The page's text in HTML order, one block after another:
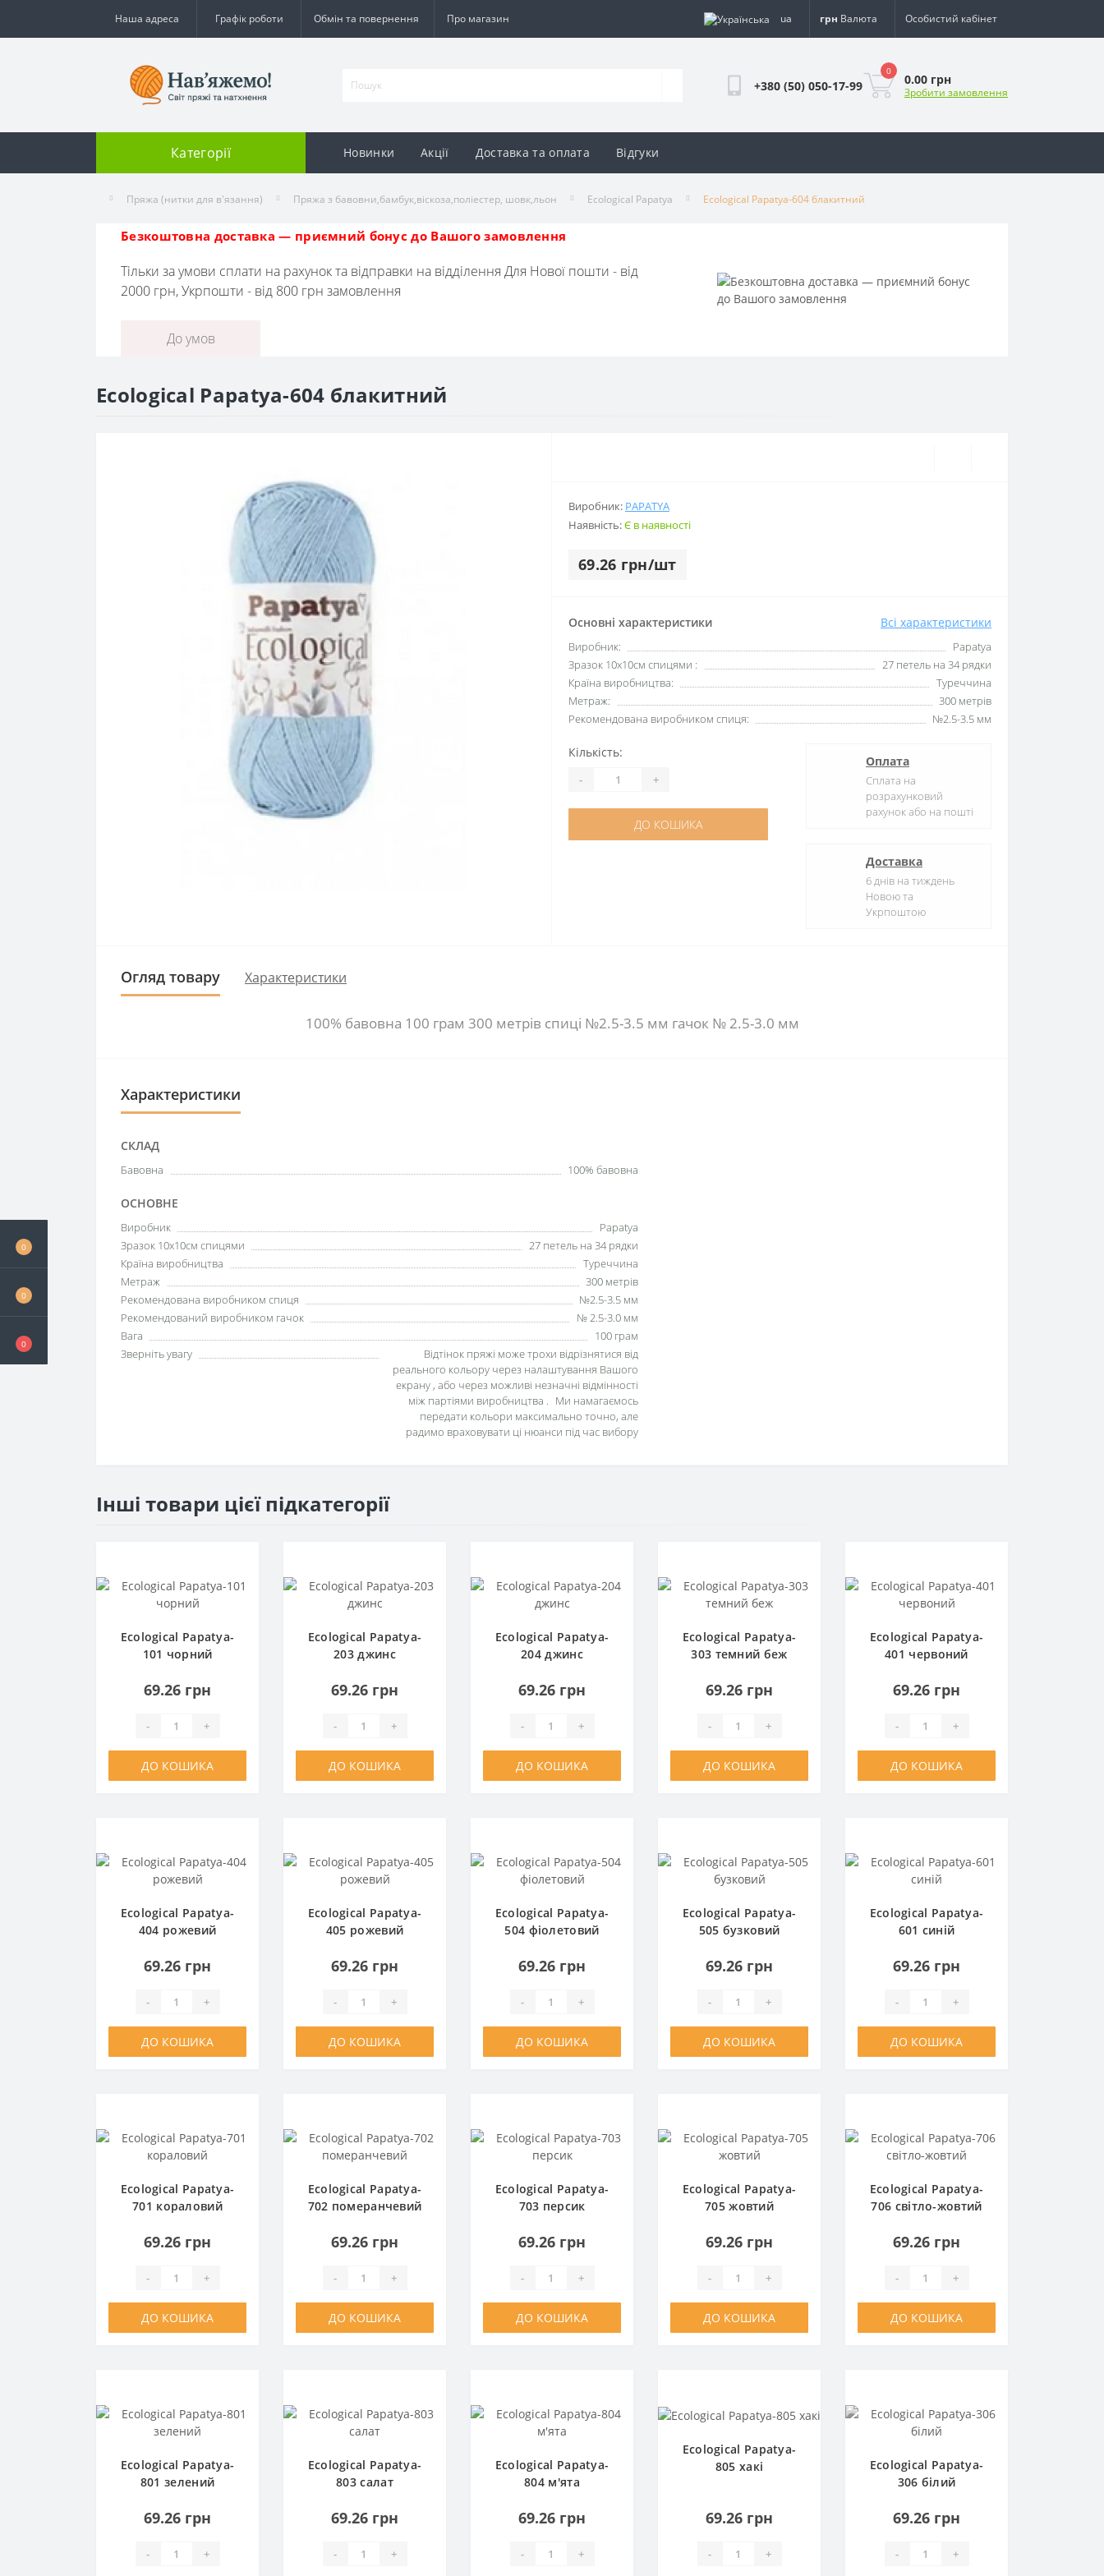
0
0
0
Наша адреса Графік роботи Обмін та повернення Про магазин ua грн Валюта Особистий кабінет
+380 (50) 050-17-99
0
0.00 грн
Зробити замовлення
Категорії Новинки Акції Доставка та оплата Відгуки
Пряжа (нитки для в'язання) Пряжа з бавовни,бамбук,віскоза,поліестер, шовк,льон Ecological Papatya Ecological Papatya-604 блакитний
Безкоштовна доставка — приємний бонус до Вашого замовлення
Тільки за умови сплати на рахунок та відправки на відділення Для Нової пошти - від
2000 грн, Укрпошти - від 800 грн замовлення
До умов
Ecological Papatya-604 блакитний
Виробник: PAPATYA
Наявність:Є в наявності
69.26 грн/шт
Основні характеристики Всі характеристики
Виробник:
Papatya
Зразок 10х10см спицями :
27 петель на 34 рядки
Країна виробництва:
Туреччина
Метраж:
300 метрів
Рекомендована виробником спиця:
№2.5-3.5 мм
Кількість:
- +
ДО КОШИКА
Оплата
Сплата на
розрахунковий
рахунок або на пошті
Доставка
6 днів на тиждень
Новою та
Укрпоштою
Огляд товару Характеристики
100% бавовна 100 грам 300 метрів спиці №2.5-3.5 мм гачок № 2.5-3.0 мм
Характеристики
СКЛАД
Бавовна 100% бавовна
ОСНОВНЕ
Виробник
Papatya
Зразок 10х10см спицями
27 петель на 34 рядки
Країна виробництва
Туреччина
Метраж
300 метрів
Рекомендована виробником спиця
№2.5-3.5 мм
Рекомендований виробником гачок
№ 2.5-3.0 мм
Вага
100 грам
Зверніть увагу
Відтінок пряжі може трохи відрізнятися від
реального кольору через налаштування Вашого
екрану , або через можливі незначні відмінності
між партіями виробництва . Ми намагаємось
передати кольори максимально точно, але
радимо враховувати ці нюанси під час вибору
Інші товари цієї підкатегорії
Ecological Papatya-
101 чорний
69.26 грн
- +
ДО КОШИКА
Ecological Papatya-
203 джинс
69.26 грн
- +
ДО КОШИКА
Ecological Papatya-
204 джинс
69.26 грн
- +
ДО КОШИКА
Ecological Papatya-
303 темний беж
69.26 грн
- +
ДО КОШИКА
Ecological Papatya-
401 червоний
69.26 грн
- +
ДО КОШИКА
Ecological Papatya-
404 рожевий
69.26 грн
- +
ДО КОШИКА
Ecological Papatya-
405 рожевий
69.26 грн
- +
ДО КОШИКА
Ecological Papatya-
504 фіолетовий
69.26 грн
- +
ДО КОШИКА
Ecological Papatya-
505 бузковий
69.26 грн
- +
ДО КОШИКА
Ecological Papatya-
601 синій
69.26 грн
- +
ДО КОШИКА
Ecological Papatya-
701 кораловий
69.26 грн
- +
ДО КОШИКА
Ecological Papatya-
702 померанчевий
69.26 грн
- +
ДО КОШИКА
Ecological Papatya-
703 персик
69.26 грн
- +
ДО КОШИКА
Ecological Papatya-
705 жовтий
69.26 грн
- +
ДО КОШИКА
Ecological Papatya-
706 світло-жовтий
69.26 грн
- +
ДО КОШИКА
Ecological Papatya-
801 зелений
69.26 грн
- +
Ecological Papatya-
803 салат
69.26 грн
- +
Ecological Papatya-
804 м'ята
69.26 грн
- +
Ecological Papatya-
805 хакі
69.26 грн
- +
Ecological Papatya-
306 білий
69.26 грн
- +